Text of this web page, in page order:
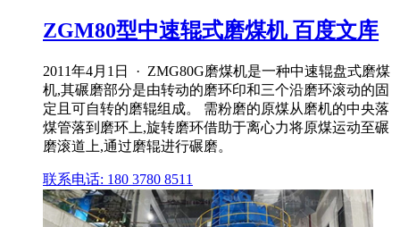
ZGM80型中速辊式磨煤机 百度文库
2011年4月1日 · ZMG80G磨煤机是一种中速辊盘式磨煤
机,其碾磨部分是由转动的磨环印和三个沿磨环滚动的固
定且可自转的磨辊组成。 需粉磨的原煤从磨机的中央落
煤管落到磨环上,旋转磨环借助于离心力将原煤运动至碾
磨滚道上,通过磨辊进行碾磨。
联系电话: 180 3780 8511